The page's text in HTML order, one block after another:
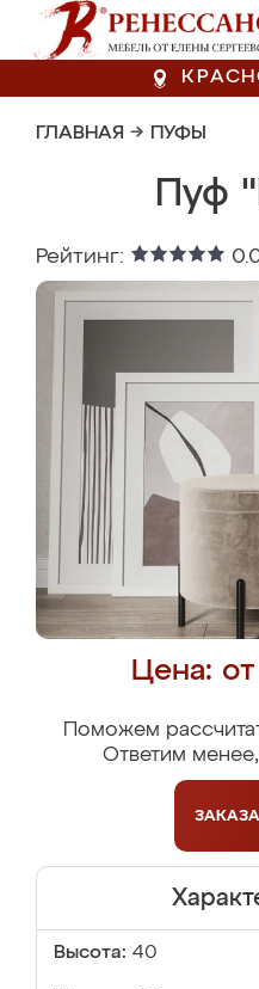
ГЛАВНАЯ → ПУФЫ
Пуф
Рейтинг:
Цена:
Поможем
Ответим
Высота: 40